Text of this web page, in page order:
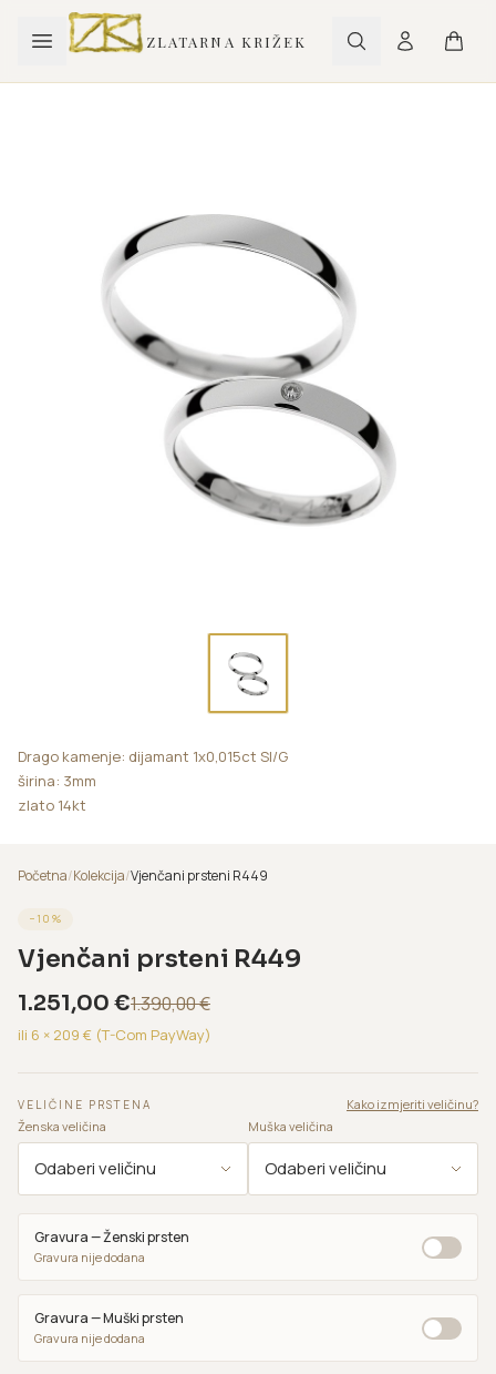
ZLATARNA KRIŽEK
Drago kamenje: dijamant 1x0,015ct SI/G
širina: 3mm
zlato 14kt
Početna/Kolekcija/Vjenčani prsteni R449
− 10 %
Vjenčani prsteni R449
1.251,00 €1.390,00€
ili 6 × 209 € (T-Com PayWay)
VELIČINE PRSTENA
Kako izmjeriti veličinu?
Ženska veličina
Muška veličina
Gravura — Ženski prsten
Gravura nije dodana
Gravura — Muški prsten
Gravura nije dodana